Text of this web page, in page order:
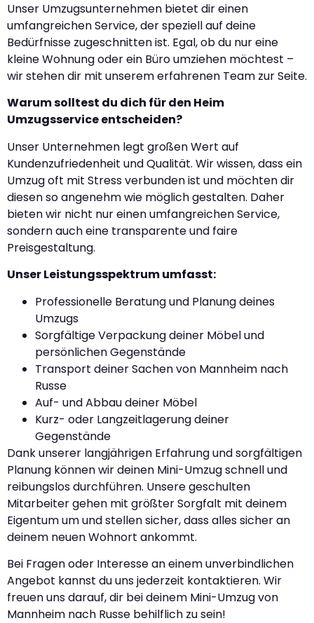
Unser Umzugsunternehmen bietet dir einen
umfangreichen Service, der speziell auf deine
Bedürfnisse zugeschnitten ist. Egal, ob du nur eine
kleine Wohnung oder ein Büro umziehen möchtest –
wir stehen dir mit unserem erfahrenen Team zur Seite.
Warum solltest du dich für den Heim
Umzugsservice entscheiden?
Unser Unternehmen legt großen Wert auf
Kundenzufriedenheit und Qualität. Wir wissen, dass ein
Umzug oft mit Stress verbunden ist und möchten dir
diesen so angenehm wie möglich gestalten. Daher
bieten wir nicht nur einen umfangreichen Service,
sondern auch eine transparente und faire
Preisgestaltung.
Unser Leistungsspektrum umfasst:
Professionelle Beratung und Planung deines
Umzugs
Sorgfältige Verpackung deiner Möbel und
persönlichen Gegenstände
Transport deiner Sachen von Mannheim nach
Russe
Auf- und Abbau deiner Möbel
Kurz- oder Langzeitlagerung deiner
Gegenstände
Dank unserer langjährigen Erfahrung und sorgfältigen
Planung können wir deinen Mini-Umzug schnell und
reibungslos durchführen. Unsere geschulten
Mitarbeiter gehen mit größter Sorgfalt mit deinem
Eigentum um und stellen sicher, dass alles sicher an
deinem neuen Wohnort ankommt.
Bei Fragen oder Interesse an einem unverbindlichen
Angebot kannst du uns jederzeit kontaktieren. Wir
freuen uns darauf, dir bei deinem Mini-Umzug von
Mannheim nach Russe behilflich zu sein!